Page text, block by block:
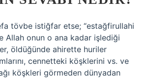
tövbe istiğfar etse; “estağfirullahi
Allah onun o ana kadar işlediği
öldüğünde ahirette huriler
cennetteki köşklerini vs. ve
köşkleri görmeden dünyadan